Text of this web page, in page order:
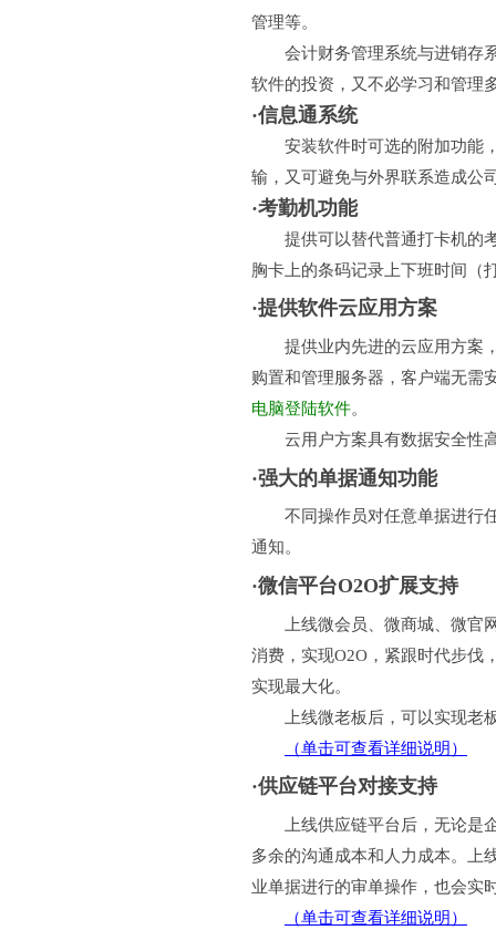
管理等。
会计财务管理系统与进销存系
软件的投资，又不必学习和管理
·信息通系统
安装软件时可选的附加功能，
输，又可避免与外界联系造成公
·考勤机功能
提供可以替代普通打卡机的考
胸卡上的条码记录上下班时间（
·提供软件云应用方案
提供业内先进的云应用方案，
购置和管理服务器，客户端无需
电脑登陆软件。
云用户方案具有数据安全性
·强大的单据通知功能
不同操作员对任意单据进行任
通知。
·微信平台O2O扩展支持
上线微会员、微商城、微官网
消费，实现O2O，紧跟时代步伐
实现最大化。
上线微老板后，可以实现老板
（单击可查看详细说明）
·供应链平台对接支持
上线供应链平台后，无论是企
多余的沟通成本和人力成本。上
业单据进行的审单操作，也会实
（单击可查看详细说明）